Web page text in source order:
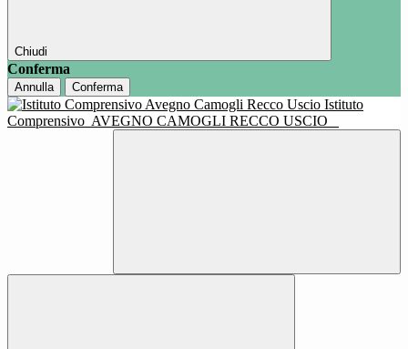
Chiudi
Conferma
Annulla Conferma
Istituto
Comprensivo AVEGNO CAMOGLI RECCO USCIO